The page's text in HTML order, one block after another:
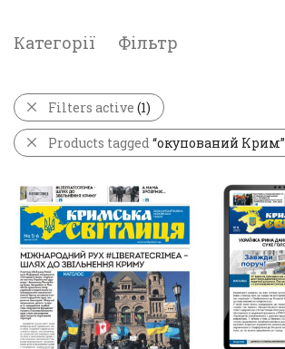
Категорії Фільтр
Filters active (1)
Products tagged“окупований Крим”